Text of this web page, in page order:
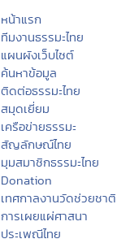
หน้าแรก
ทีมงานธรรมะไทย
แผนผังเว็บไซต์
ค้นหาข้อมูล
ติดต่อธรรมะไทย
สมุดเยี่ยม
เครือข่ายธรรมะ
สัญลักษณ์ไทย
มุมสมาชิกธรรมะไทย
Donation
เทศกาลงานวัดช่วยชาติ
การเผยแผ่ศาสนา
ประเพณีไทย